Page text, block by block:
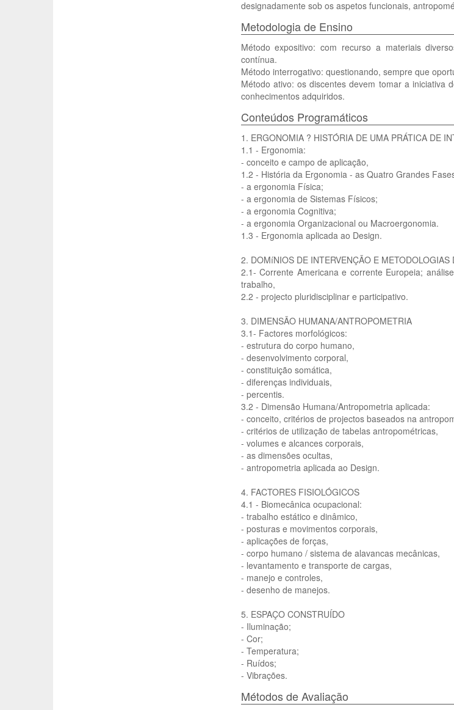
designadamente sob os aspetos funcionais,
Metodologia de Ensino
Método expositivo: com recurso a materiais
contínua.
Método interrogativo: questionando, sempre que
Método ativo: os discentes devem tomar a
conhecimentos adquiridos.
Conteúdos Programáticos
1. ERGONOMIA ? HISTÓRIA DE UMA PRÁTICA DE
1.1 - Ergonomia:
- conceito e campo de aplicação,
1.2 - História da Ergonomia - as Quatro Grandes
- a ergonomia Física;
- a ergonomia de Sistemas Físicos;
- a ergonomia Cognitiva;
- a ergonomia Organizacional ou Macroergonomia.
1.3 - Ergonomia aplicada ao Design.
2. DOMíNIOS DE INTERVENÇÃO E
2.1- Corrente Americana e corrente Europeia;
trabalho,
2.2 - projecto pluridisciplinar e participativo.
3. DIMENSÃO HUMANA/ANTROPOMETRIA
3.1- Factores morfológicos:
- estrutura do corpo humano,
- desenvolvimento corporal,
- constituição somática,
- diferenças individuais,
- percentis.
3.2 - Dimensão Humana/Antropometria aplicada:
- conceito, critérios de projectos baseados na
- critérios de utilização de tabelas antropométricas,
- volumes e alcances corporais,
- as dimensões ocultas,
- antropometria aplicada ao Design.
4. FACTORES FISIOLÓGICOS
4.1 - Biomecânica ocupacional:
- trabalho estático e dinâmico,
- posturas e movimentos corporais,
- aplicações de forças,
- corpo humano / sistema de alavancas mecânicas,
- levantamento e transporte de cargas,
- manejo e controles,
- desenho de manejos.
5. ESPAÇO CONSTRUÍDO
- Iluminação;
- Cor;
- Temperatura;
- Ruídos;
- Vibrações.
Métodos de Avaliação